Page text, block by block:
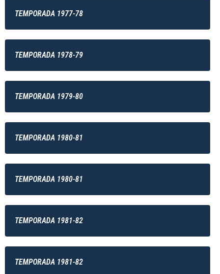
TEMPORADA 1977-78
TEMPORADA 1978-79
TEMPORADA 1979-80
TEMPORADA 1980-81
TEMPORADA 1980-81
TEMPORADA 1981-82
TEMPORADA 1981-82